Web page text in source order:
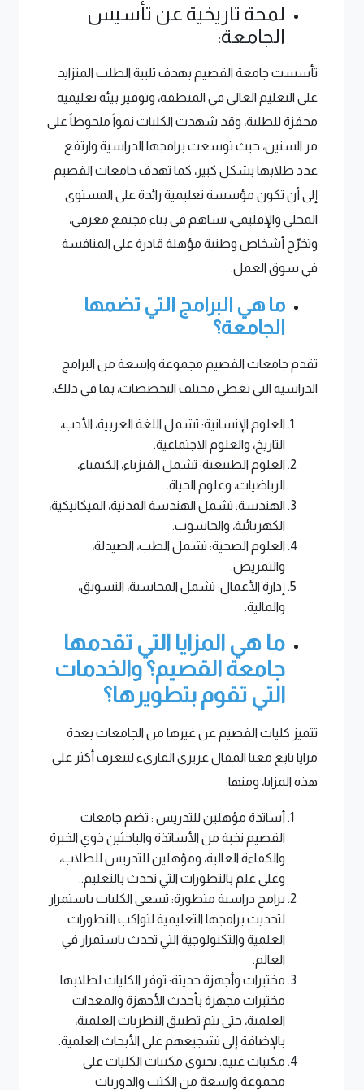
لمحة تاريخية عن تأسيس
الجامعة:
تأسست جامعة القصيم بهدف تلبية الطلب المتزايد
على التعليم العالي في المنطقة، وتوفير بيئة تعليمية
محفزة للطلبة، وقد شهدت الكليات نمواً ملحوظاً على
مر السنين، حيث توسعت برامجها الدراسية وارتفع
عدد طلابها بشكل كبير، كما تهدف جامعات القصيم
إلى أن تكون مؤسسة تعليمية رائدة على المستوى
المحلي والإقليمي، تساهم في بناء مجتمع معرفي،
وتخرّج أشخاص وطنية مؤهلة قادرة على المنافسة
في سوق العمل.
ما هي البرامج التي تضمها
الجامعة؟
تقدم جامعات القصيم مجموعة واسعة من البرامج
الدراسية التي تغطي مختلف التخصصات، بما في ذلك:
العلوم الإنسانية: تشمل اللغة العربية، الأدب،
التاريخ، والعلوم الاجتماعية.
العلوم الطبيعية: تشمل الفيزياء، الكيمياء،
الرياضيات، وعلوم الحياة.
الهندسة: تشمل الهندسة المدنية، الميكانيكية،
الكهربائية، والحاسوب.
العلوم الصحية: تشمل الطب، الصيدلة،
والتمريض.
إدارة الأعمال: تشمل المحاسبة، التسويق،
والمالية.
ما هي المزايا التي تقدمها
جامعة القصيم؟ والخدمات
التي تقوم بتطويرها؟
تتميز كليات القصيم عن غيرها من الجامعات بعدة
مزايا تابع معنا المقال عزيزي القاريء لتتعرف أكثر على
هذه المزايا، ومنها:
أساتذة مؤهلين للتدريس : تضم جامعات
القصيم نخبة من الأساتذة والباحثين ذوي الخبرة
والكفاءة العالية، ومؤهلين للتدريس للطلاب،
وعلى علم بالتطورات التي تحدث بالتعليم..
برامج دراسية متطورة: تسعى الكليات باستمرار
لتحديث برامجها التعليمية لتواكب التطورات
العلمية والتكنولوجية التي تحدث باستمرار في
العالم.
مختبرات وأجهزة حديثة: توفر الكليات لطلابها
مختبرات مجهزة بأحدث الأجهزة والمعدات
العلمية، حتى يتم تطبيق النظريات العلمية،
بالإضافة إلى تشجيعهم على الأبحاث العلمية.
مكتبات غنية: تحتوي مكتبات الكليات على
مجموعة واسعة من الكتب والدوريات